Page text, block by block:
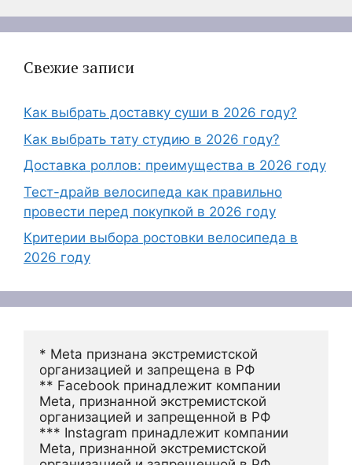
Свежие записи
Как выбрать доставку суши в 2026 году?
Как выбрать тату студию в 2026 году?
Доставка роллов: преимущества в 2026 году
Тест-драйв велосипеда как правильно
провести перед покупкой в 2026 году
Критерии выбора ростовки велосипеда в
2026 году
* Meta признана экстремистской
организацией и запрещена в РФ
** Facebook принадлежит компании
Meta, признанной экстремистской
организацией и запрещенной в РФ
*** Instagram принадлежит компании
Meta, признанной экстремистской